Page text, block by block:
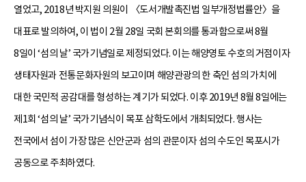
열었고, 2018년 박지원 의원이 〈도서개발촉진법 일부개정법률안〉을
대표로 발의하여, 이 법이 2월 28일 국회 본회의를 통과함으로써 8월
8일이 ‘섬의 날’ 국가기념일로 제정되었다. 이는 해양영토 수호의 거점이자
생태자원과 전통문화자원의 보고이며 해양관광의 한 축인 섬의 가치에
대한 국민적 공감대를 형성하는 계기가 되었다. 이후 2019년 8월 8일에는
제1회 ‘섬의 날’ 국가기념식이 목포 삼학도에서 개최되었다. 행사는
전국에서 섬이 가장 많은 신안군과 섬의 관문이자 섬의 수도인 목포시가
공동으로 주최하였다.